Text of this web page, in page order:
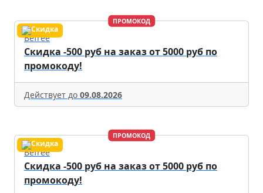
ПРОМОКОД
Befree
Скидка -500 руб на заказ от 5000 руб по
промокоду!
Действует до 09.08.2026
ПРОМОКОД
Befree
Скидка -500 руб на заказ от 5000 руб по
промокоду!